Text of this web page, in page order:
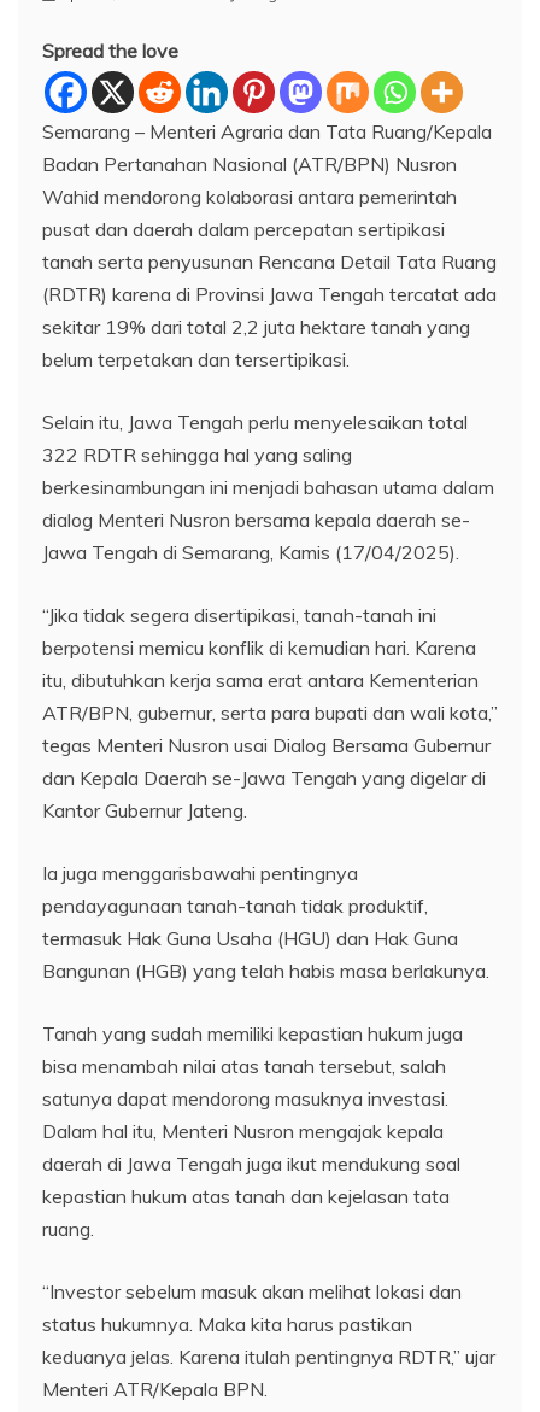
Spread the love
Semarang – Menteri Agraria dan Tata Ruang/Kepala
Badan Pertanahan Nasional (ATR/BPN) Nusron
Wahid mendorong kolaborasi antara pemerintah
pusat dan daerah dalam percepatan sertipikasi
tanah serta penyusunan Rencana Detail Tata Ruang
(RDTR) karena di Provinsi Jawa Tengah tercatat ada
sekitar 19% dari total 2,2 juta hektare tanah yang
belum terpetakan dan tersertipikasi.
Selain itu, Jawa Tengah perlu menyelesaikan total
322 RDTR sehingga hal yang saling
berkesinambungan ini menjadi bahasan utama dalam
dialog Menteri Nusron bersama kepala daerah se-
Jawa Tengah di Semarang, Kamis (17/04/2025).
“Jika tidak segera disertipikasi, tanah-tanah ini
berpotensi memicu konflik di kemudian hari. Karena
itu, dibutuhkan kerja sama erat antara Kementerian
ATR/BPN, gubernur, serta para bupati dan wali kota,”
tegas Menteri Nusron usai Dialog Bersama Gubernur
dan Kepala Daerah se-Jawa Tengah yang digelar di
Kantor Gubernur Jateng.
Ia juga menggarisbawahi pentingnya
pendayagunaan tanah-tanah tidak produktif,
termasuk Hak Guna Usaha (HGU) dan Hak Guna
Bangunan (HGB) yang telah habis masa berlakunya.
Tanah yang sudah memiliki kepastian hukum juga
bisa menambah nilai atas tanah tersebut, salah
satunya dapat mendorong masuknya investasi.
Dalam hal itu, Menteri Nusron mengajak kepala
daerah di Jawa Tengah juga ikut mendukung soal
kepastian hukum atas tanah dan kejelasan tata
ruang.
“Investor sebelum masuk akan melihat lokasi dan
status hukumnya. Maka kita harus pastikan
keduanya jelas. Karena itulah pentingnya RDTR,” ujar
Menteri ATR/Kepala BPN.